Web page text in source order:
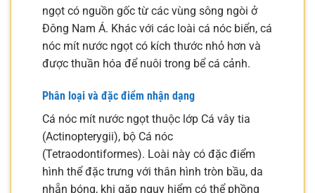
ngọt có nguồn gốc từ các vùng sông ngòi ở
Đông Nam Á. Khác với các loài cá nóc biển, cá
nóc mít nước ngọt có kích thước nhỏ hơn và
được thuần hóa để nuôi trong bể cá cảnh.
Phân loại và đặc điểm nhận dạng
Cá nóc mít nước ngọt thuộc lớp Cá vây tia
(Actinopterygii), bộ Cá nóc
(Tetraodontiformes). Loài này có đặc điểm
hình thể đặc trưng với thân hình tròn bầu, da
nhẵn bóng, khi gặp nguy hiểm có thể phồng